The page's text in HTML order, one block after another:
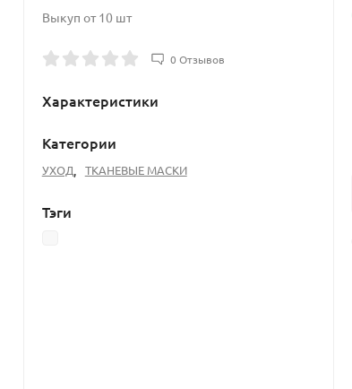
Выкуп от 10 шт
0 Отзывов
Характеристики
Категории
УХОД, ТКАНЕВЫЕ МАСКИ
Тэги